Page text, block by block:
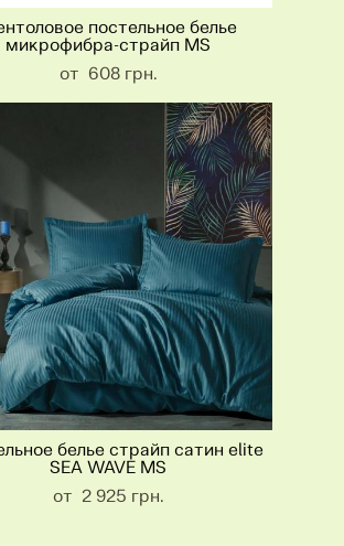
постельное белье
микрофибра-страйп MS
от 608 грн.
белье страйп сатин elite
SEA WAVE MS
от 2 925 грн.